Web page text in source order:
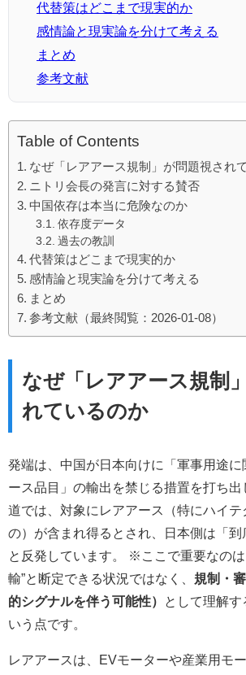
代替策はどこまで現実的か
感情論と現実論を分けて考える
まとめ
参考文献
Table of Contents
なぜ「レアアース規制」が問題視され
ニトリ会長の発言に対する賛否
中国依存は本当に危険なのか
依存度データ
過去の教訓
代替策はどこまで現実的か
感情論と現実論を分けて考える
まとめ
参考文献（最終閲覧：2026-01-08）
なぜ「レアアース規制
れているのか
発端は、中国が日本向けに「軍事用途に
ース品目」の輸出を禁じる措置を打ち出
道では、対象にレアアース（特にハイテ
の）が含まれ得るとされ、日本側は「到
と反発しています。 ※ここで重要なの
輸”と断定できる状況ではなく、 規制・
的シグナルを伴う可能性）
として理解す
いう点です。
レアアースは、EVモーターや産業用モ